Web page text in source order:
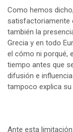
Como hemos
satisfactoriamente
también la
Grecia y en todo
el cómo ni porqué,
tiempo antes que
difusión e
tampoco explica su
Ante esta